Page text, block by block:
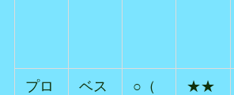
プロ
ベス
○（
★★